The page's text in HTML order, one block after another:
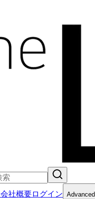
会社概要ログイン Advanced